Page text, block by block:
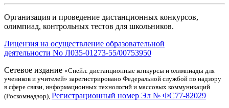
Организация и проведение дистанционных конкурсов,
олимпиад, контрольных тестов для школьников.
Лицензия на осуществление образовательной
деятельности No Л035-01273-55/00753950
Сетевое издание «Снейл: дистанционные конкурсы и олимпиады для
учеников и учителей» зарегистрировано Федеральной службой по надзору
в сфере связи, информационных технологий и массовых коммуникаций
(Роскомнадзор), Регистрационный номер Эл № ФС77-82029